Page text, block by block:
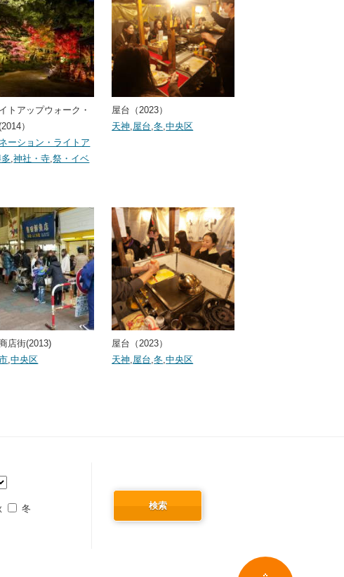
トアップウォーク・
）
ーション・ライトア
,神社・寺 ,祭・イベ
屋台（2023）
天神 屋台 ,冬 ,中央区
店街(2013)
,中央区
屋台（2023）
天神 屋台 ,冬 ,中央区
冬 検索